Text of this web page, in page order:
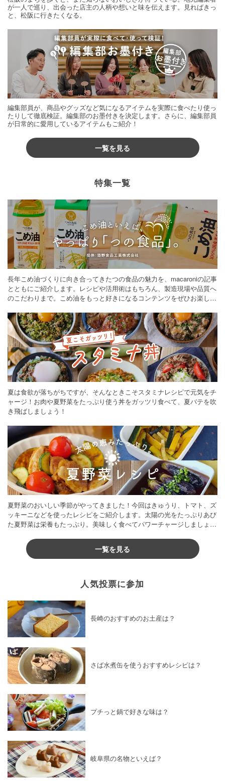
が一人で巡り、出会った店主の人柄や想いと味を伝えます。見ればきっ
と、松阪に行きたくなる。
編集部員が、商品やグッズなど気になるアイテムを実際に食べたり使っ
たりして徹底検証。編集部のお墨付きを決定します。さらに、編集部員
が日常的に愛用しているアイテムもご紹介！
一覧を見る
特集一覧
長年こめ油づくりに向き合ってきたつの食品の魅力を、macaroniの記事
とともにご紹介します。レシピや活用術はもちろん、製造現場や品質へ
のこだわりまで。こめ油をもっと好きになるコンテンツをぜひお楽しみ
夏は食欲が落ちがちですが、そんなときこそスタミナレシピで元気をチ
ャージ！お肉や夏野菜をたっぷり使う丼をガッツリ食べて、夏バテを吹
き飛ばしましょう！
夏野菜のおいしい季節がやってきました！今回はきゅうり、トマト、ズ
ッキーニなどを使ったレシピをご紹介します。太陽の光をたっぷりあび
た夏野菜は栄養もたっぷり。美味しく食べてパワーチャージしましょう
一覧を見る
人気投票に参加
長崎のおすすめのお土産は？
さば水煮缶を使うおすすめレシピは？
プチっと鍋で好きな味は？
岐阜県の名物といえば？